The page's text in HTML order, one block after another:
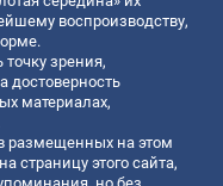
воспроизводству,
зрения,
достоверность
материалах,
размещенных на этом
страницу этого сайта,